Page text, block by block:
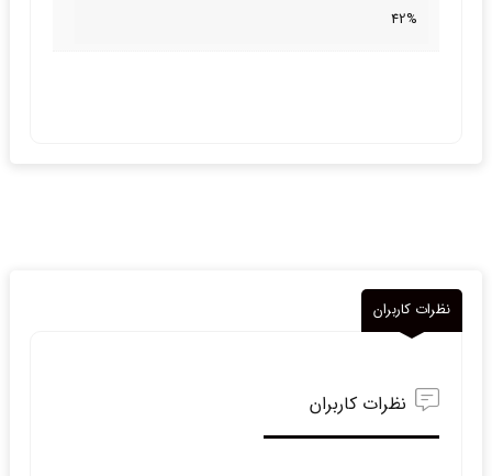
42%
نظرات کاربران
نظرات کاربران